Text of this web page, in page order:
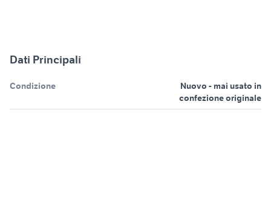
Dati Principali
Condizione
Nuovo - mai usato in
confezione originale